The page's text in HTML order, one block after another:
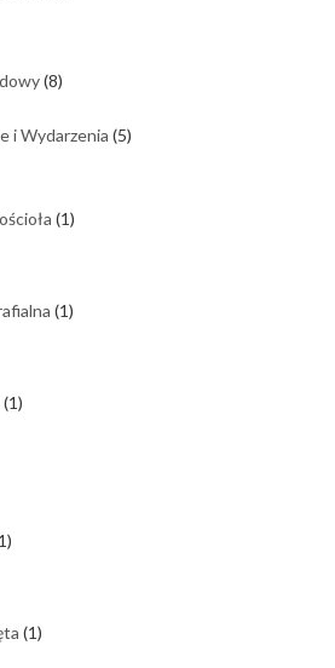
(8)
i Wydarzenia (5)
(1)
(1)
(1)
(1)